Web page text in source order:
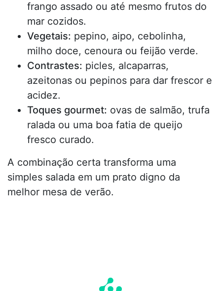
frango assado ou até mesmo frutos do
mar cozidos.
Vegetais: pepino, aipo, cebolinha,
milho doce, cenoura ou feijão verde.
Contrastes: picles, alcaparras,
azeitonas ou pepinos para dar frescor e
acidez.
Toques gourmet: ovas de salmão, trufa
ralada ou uma boa fatia de queijo
fresco curado.
A combinação certa transforma uma
simples salada em um prato digno da
melhor mesa de verão.